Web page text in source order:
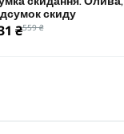
скиду
₴559 ₴